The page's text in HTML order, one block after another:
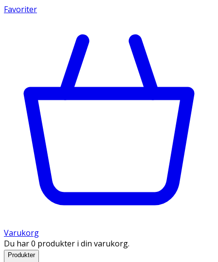
Favoriter
Varukorg
Du har 0 produkter i din varukorg.
Produkter